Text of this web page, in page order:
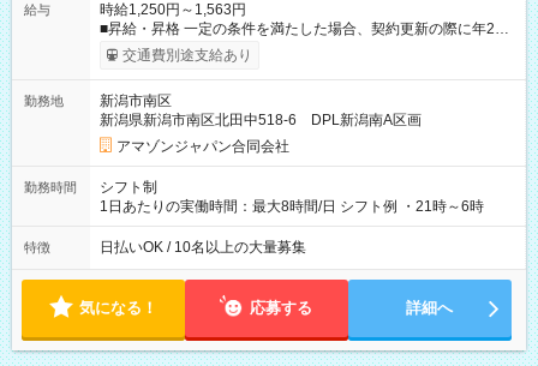
給与
時給1,250円～1,563円
■昇給・昇格 一定の条件を満たした場合、契約更新の際に年2回
まで昇給の機会があります。 ■正社員登用制度あり ※月末締/翌
月25日支払い ※時間外手当、別途支給 ※深夜割増賃金 (22:00～
☆Amazon直雇用で安定して働けます！ 【試用期間】試用期間
あり 試用期間の長さ：1週間 雇用形態、給与は本採用時と同じ
です。
交通費別途支給あり
勤務地
新潟市南区
新潟県新潟市南区北田中518-6 DPL新潟南A区画
アマゾンジャパン合同会社
勤務時間
シフト制
1日あたりの実働時間：最大8時間/日 シフト例 ・21時～6時
特徴 日払いOK / 10名以上の大量募集
気になる！ 応募する 詳細へ